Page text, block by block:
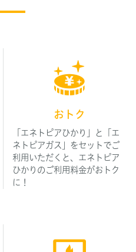
おトク
「エネトピアひかり」と「エ
ネトピアガス」をセットでご
利用いただくと、エネトピア
ひかりのご利用料金がおトク
に！